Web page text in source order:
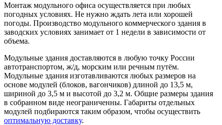
Монтаж модульного офиса осуществляется при любых
погодных условиях. Не нужно ждать лета или хорошей
погоды. Производство модульного коммерческого здания в
заводских условиях занимает от 1 недели в зависимости от
объема.
Модульные здания доставляются в любую точку России
автотранспортом, ж/д, морским или речным путём.
Модульные здания изготавливаются любых размеров на
основе модулей (блоков, вагончиков) длиной до 13,5 м,
шириной до 3,5 м и высотой до 3,2 м. Общие размеры здания
в собранном виде неограниченны. Габариты отдельных
модулей подбираются таким образом, чтобы осуществить
оптимальную доставку.